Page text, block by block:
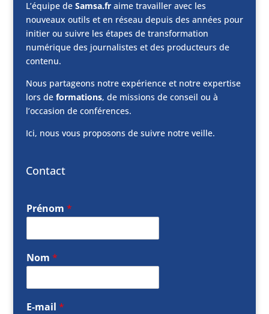
L’équipe de Samsa.fraime travailler avec les
nouveaux outils et en réseau depuis des années pour
initier ou suivre les étapes de transformation
numérique des journalistes et des producteurs de
contenu.
Nous partageons notre expérience et notre expertise
lors de formations, de missions de conseil ou à
l’occasion de conférences.
Ici, nous vous proposons de suivre notre veille.
Contact
Prénom *
Nom *
E-mail *